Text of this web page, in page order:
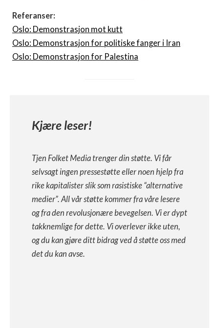
Referanser:
Oslo: Demonstrasjon mot kutt
Oslo: Demonstrasjon for politiske fanger i Iran
Oslo: Demonstrasjon for Palestina
Kjære leser!
Tjen Folket Media trenger din støtte. Vi får
selvsagt ingen pressestøtte eller noen hjelp fra
rike kapitalister slik som rasistiske “alternative
medier”. All vår støtte kommer fra våre lesere
og fra den revolusjonære bevegelsen. Vi er dypt
takknemlige for dette. Vi overlever ikke uten,
og du kan gjøre ditt bidrag ved å støtte oss med
det du kan avse.